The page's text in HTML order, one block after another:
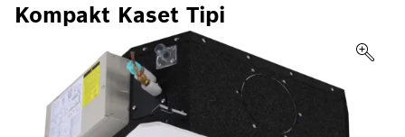
Kompakt Kaset Tipi